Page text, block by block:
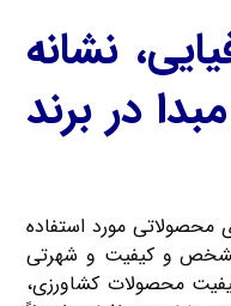
نشانه
در برند
مورد استفاده
مشخص و کیفیت و شهرتی
محصولات کشاورزی،